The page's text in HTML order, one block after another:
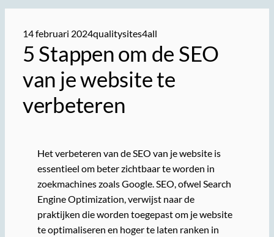
14 februari 2024qualitysites4all
5 Stappen om de SEO
van je website te
verbeteren
Het verbeteren van de SEO van je website is
essentieel om beter zichtbaar te worden in
zoekmachines zoals Google. SEO, ofwel Search
Engine Optimization, verwijst naar de
praktijken die worden toegepast om je website
te optimaliseren en hoger te laten ranken in